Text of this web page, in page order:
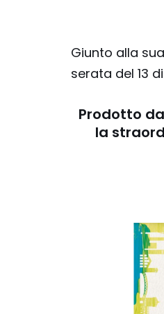
Giunto alla
serata del 13
Prodotto da
la